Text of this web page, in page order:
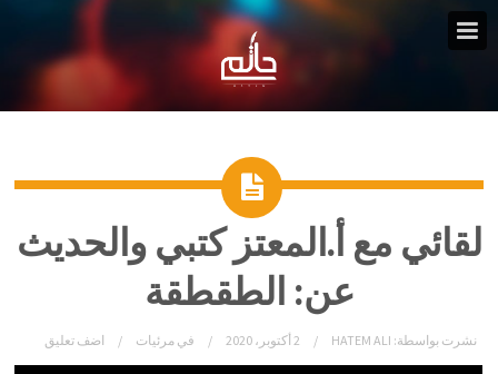
لقائي مع أ.المعتز كتبي والحديث
عن: الطقطقة
نشرت بواسطة: HATEM ALI 2 أكتوبر، 2020 فيمرئيات اضف تعليق